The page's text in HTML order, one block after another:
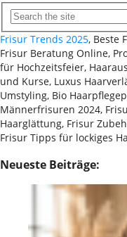
Frisur Trends 2025, Beste
Frisur Beratung Online,
für Hochzeitsfeier,
und Kurse, Luxus
Umstyling, Bio
Männerfrisuren 2024,
Haarglättung, Frisur
Frisur Tipps für lockiges
Neueste Beiträge: